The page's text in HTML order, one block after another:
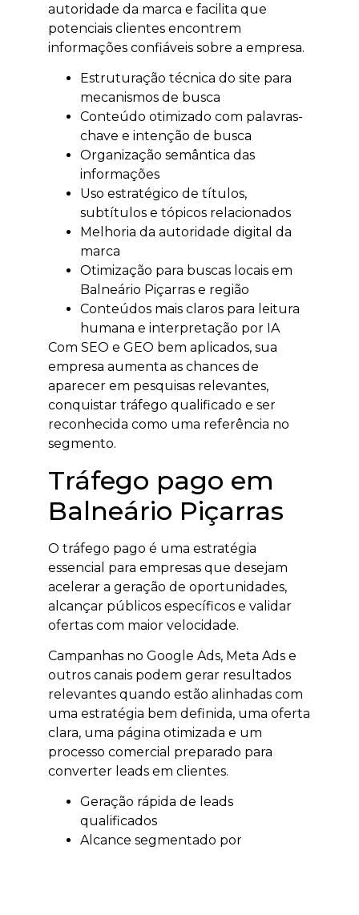
autoridade da marca e facilita que
potenciais clientes encontrem
informações confiáveis sobre a empresa.
Estruturação técnica do site para
mecanismos de busca
Conteúdo otimizado com palavras-
chave e intenção de busca
Organização semântica das
informações
Uso estratégico de títulos,
subtítulos e tópicos relacionados
Melhoria da autoridade digital da
marca
Otimização para buscas locais em
Balneário Piçarras e região
Conteúdos mais claros para leitura
humana e interpretação por IA
Com SEO e GEO bem aplicados, sua
empresa aumenta as chances de
aparecer em pesquisas relevantes,
conquistar tráfego qualificado e ser
reconhecida como uma referência no
segmento.
Tráfego pago em
Balneário Piçarras
O tráfego pago é uma estratégia
essencial para empresas que desejam
acelerar a geração de oportunidades,
alcançar públicos específicos e validar
ofertas com maior velocidade.
Campanhas no Google Ads, Meta Ads e
outros canais podem gerar resultados
relevantes quando estão alinhadas com
uma estratégia bem definida, uma oferta
clara, uma página otimizada e um
processo comercial preparado para
converter leads em clientes.
Geração rápida de leads
qualificados
Alcance segmentado por